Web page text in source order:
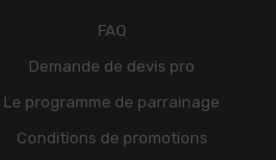
FAQ
Demande de devis pro
Le programme de parrainage
Conditions de promotions